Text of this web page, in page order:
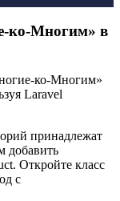
ко-Многим» в
ко-Многим»
Laravel
принадлежат
добавить
Откройте класс
с